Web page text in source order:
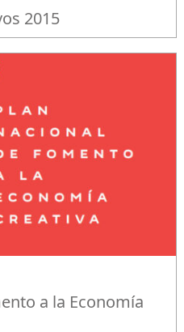
2015
a la Economía